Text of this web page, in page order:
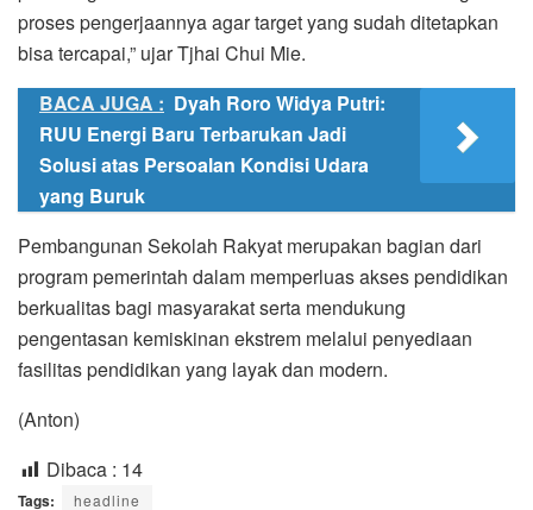
proses pengerjaannya agar target yang sudah ditetapkan
bisa tercapai,” ujar Tjhai Chui Mie.
BACA JUGA : Dyah Roro Widya Putri:
RUU Energi Baru Terbarukan Jadi
Solusi atas Persoalan Kondisi Udara
yang Buruk
Pembangunan Sekolah Rakyat merupakan bagian dari
program pemerintah dalam memperluas akses pendidikan
berkualitas bagi masyarakat serta mendukung
pengentasan kemiskinan ekstrem melalui penyediaan
fasilitas pendidikan yang layak dan modern.
(Anton)
Dibaca : 14
Tags: headline